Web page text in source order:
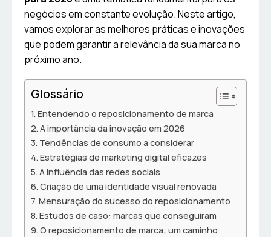
negócios em constante evolução. Neste artigo,
vamos explorar as melhores práticas e inovações
que podem garantir a relevância da sua marca no
próximo ano.
Glossário
Entendendo o reposicionamento de marca
A importância da inovação em 2026
Tendências de consumo a considerar
Estratégias de marketing digital eficazes
A influência das redes sociais
Criação de uma identidade visual renovada
Mensuração do sucesso do reposicionamento
Estudos de caso: marcas que conseguiram
O reposicionamento de marca: um caminho